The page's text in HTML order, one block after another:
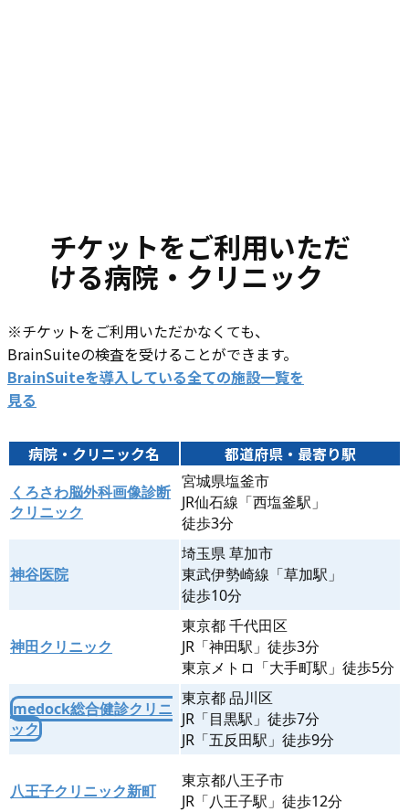
チケットをご利用いただ
ける病院・クリニック
※チケットをご利用いただかなくても、
BrainSuiteの検査を受けることができます。
BrainSuiteを導入している全ての施設一覧を
見る
病院・クリニック名 都道府県・最寄り駅
くろさわ脳外科画像診断
クリニック
宮城県塩釜市
JR仙石線「西塩釜駅」
徒歩3分
神谷医院
埼玉県 草加市
東武伊勢崎線「草加駅」
徒歩10分
神田クリニック
東京都 千代田区
JR「神田駅」徒歩3分
東京メトロ「大手町駅」徒歩5分
medock総合健診クリニ
ック
東京都 品川区
JR「目黒駅」徒歩7分
JR「五反田駅」徒歩9分
八王子クリニック新町
東京都八王子市
JR「八王子駅」徒歩12分